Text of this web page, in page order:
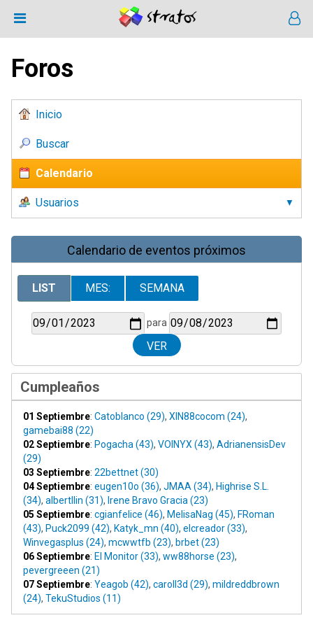
Foros
Inicio
Buscar
Calendario
Usuarios
Calendario de eventos próximos
LIST MES: SEMANA
para
Cumpleaños
01 Septiembre: Catoblanco (29), XIN88cocom (24),
gamebai88 (22)
02 Septiembre: Pogacha (43), VOINYX (43), AdrianensisDev
(29)
03 Septiembre: 22bettnet (30)
04 Septiembre: eugen10o (36), JMAA (34), Highrise S.L.
(34), albertllin (31), Irene Bravo Gracia (23)
05 Septiembre: cgianfelice (46), MelisaNag (45), FRoman
(43), Puck2099 (42), Katyk_mn (40), elcreador (33),
Winvegasplus (24), mcwwtfb (23), brbet (23)
06 Septiembre: El Monitor (33), ww88horse (23),
pevergreeen (21)
07 Septiembre: Yeagob (42), caroll3d (29), mildreddbrown
(24), TekuStudios (11)